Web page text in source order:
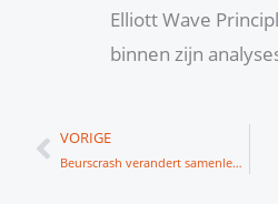
Elliott Wave
binnen zijn
Vorige
VORIGE
Beurscrash verandert samenleving drastisch